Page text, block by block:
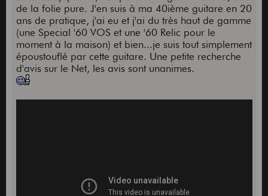
de la folie pure. J'en suis à ma 40ième guitare en 20
ans de pratique, j'ai eu et j'ai du très haut de gamme
(une Special '60 VOS et une '60 Relic pour le
moment à la maison) et bien...je suis tout simplement
époustouflé par cette guitare. Une petite recherche
d'avis sur le Net, les avis sont unanimes.